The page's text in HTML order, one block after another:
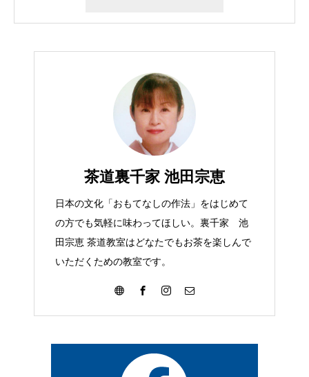
茶道裏千家 池田宗恵
日本の文化「おもてなしの作法」をはじめて
の方でも気軽に味わってほしい。裏千家 池
田宗恵 茶道教室はどなたでもお茶を楽しんで
いただくための教室です。